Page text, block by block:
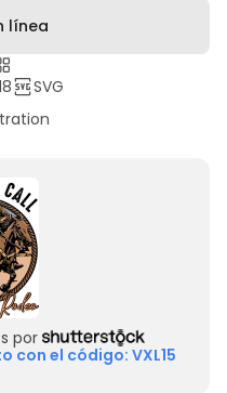
línea
SVG
por
con el código: VXL15